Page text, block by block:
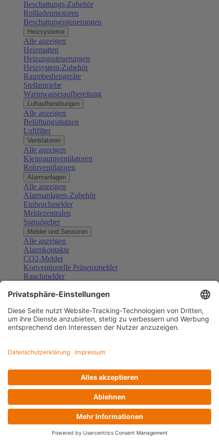
Beschattungs-Zubehör
Rollladenmotoren
Beschattungssteuerungen
Heizsysteme
Alle anzeigen
Heizmatten
Heizungssteuerungen
Heizsystem-Zubehör
Raumbediengeräte
Stellantriebe
Warmwasseraufbereitung
Luftaufbereitungen
Alle anzeigen
Belüftungsstutzen
Luftfilter
Ventilatoren
Alle anzeigen
Kleinraumventilatoren
Rohrventilatoren
Alarmanlagen
Alle anzeigen
Alarmanlagen-Zubehör
Einbruchmelder
Meldezentralen
Signalgeber
Melder und Sensoren
Alle anzeigen
Alarmkontakte
CO2-Melder
Konventionelle Präsenzmelder
Rauchmelder
Gefahrenmelder
Türsprechanlagen
Alle anzeigen
Außenstationen
Klingeltaster und Gongs
Sprechanlagen-Sets
Zubehör Türkommunikation
Videoüberwachung
Zubehör Videoüberwachung
Alle anzeigen